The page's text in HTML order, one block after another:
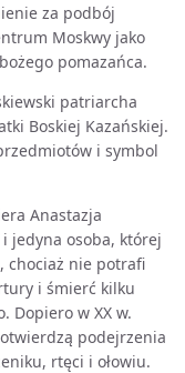
za podbój
Moskwy jako
pomazańca.
patriarcha
Boskiej Kazańskiej.
i symbol
Anastazja
jedyna osoba, której
chociaż nie potrafi
i śmierć kilku
Dopiero w XX w.
podejrzenia
rtęci i ołowiu.